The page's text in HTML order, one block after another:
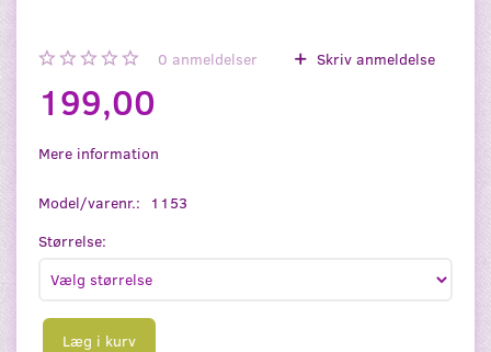
0 anmeldelser Skriv anmeldelse
199,00
Mere information
Model/varenr.:
1153
Størrelse:
Læg i kurv